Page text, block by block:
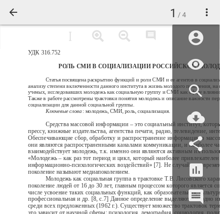
1 / 4
УДК 316.752
РОЛЬ СМИ В СОЦИАЛИЗАЦИИ РОССИЙСКОЙ
Статья посвящена раскрытию функций и роли СМИ и ее агентов в
анализу степени включенности данного института в жизнь молодого поколения, на
ученых, исследовавших молодежь как социальную группу и СМИ как сферу
Также в работе рассмотрены трактовки понятия молодежь и описание важности
социализации для данной социальной группы.
Ключевые слова : молодежь, СМИ, роль, социализация.
Средства массовой информации – это социальный институт,
прессу, книжные издательства, агентства печати, радио, телевидение,
Обеспечивающие сбор, обработку и распространение информации в
они являются распространенными каналами коммуникации, и наиболее
взаимодействует молодежь, т.к. именно они являются активным их
«Молодежь – как раз тот период и цикл, который наиболее привлекателен
информационно-психологических воздействий» [7]. Не случайно
поколение называют медиапоколением.
Молодежь как социальная группа в трактовке Т.В. Лисовского
поколение людей от 16 до 30 лет, главным процессом которого является
числе усвоение таких социальных функций, как образовательная,
профессиональная и др. [8, с.7] Данное определение выделяют как одно
среди всех предложенных (1962 г.). Существует множество трактовок